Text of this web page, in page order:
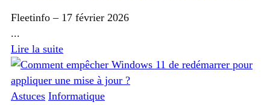
Fleetinfo – 17 février 2026
...
Lire la suite
Astuces Informatique